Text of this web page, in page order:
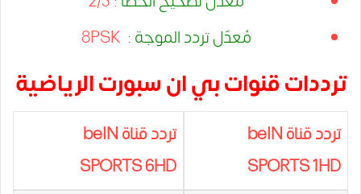
مُعدّل تردد الموجة :
ترددات قنوات بي ان سبورت الرياضية
تردد قناة beIN
SPORTS 1HD
تردد قناة beIN
SPORTS 6HD